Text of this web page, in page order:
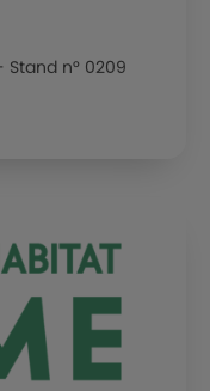
Stand n° 0209